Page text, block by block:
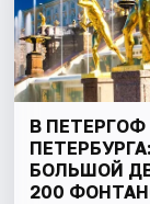
В ПЕТЕРГОФ
ПЕТЕРБУРГА:
БОЛЬШОЙ
200